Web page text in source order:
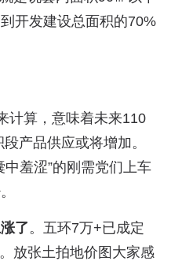
开发建设总面积的70%
计算，意味着未来110
产品供应或将增加。
羞涩”的刚需党们上车
了 。五环7万+已成定
放张土拍地价图大家感